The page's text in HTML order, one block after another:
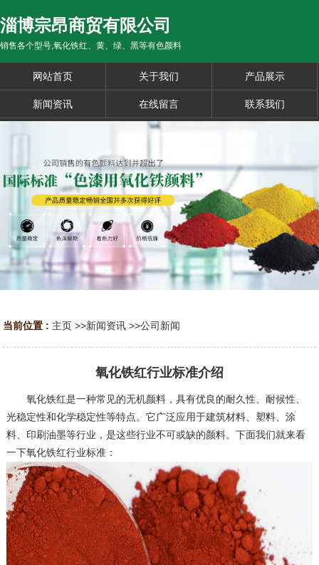
淄博宗昂商贸有限公司
销售各个型号,氧化铁红、黄、绿、黑等有色颜料
网站首页 关于我们 产品展示
新闻资讯 在线留言 联系我们
当前位置 : 主页 >>新闻资讯 >>公司新闻
氧化铁红行业标准介绍
氧化铁红是一种常见的无机颜料，具有优良的耐久性、耐候性、
光稳定性和化学稳定性等特点。它广泛应用于建筑材料、塑料、涂
料、印刷油墨等行业，是这些行业不可或缺的颜料。下面我们就来看
一下氧化铁红行业标准：